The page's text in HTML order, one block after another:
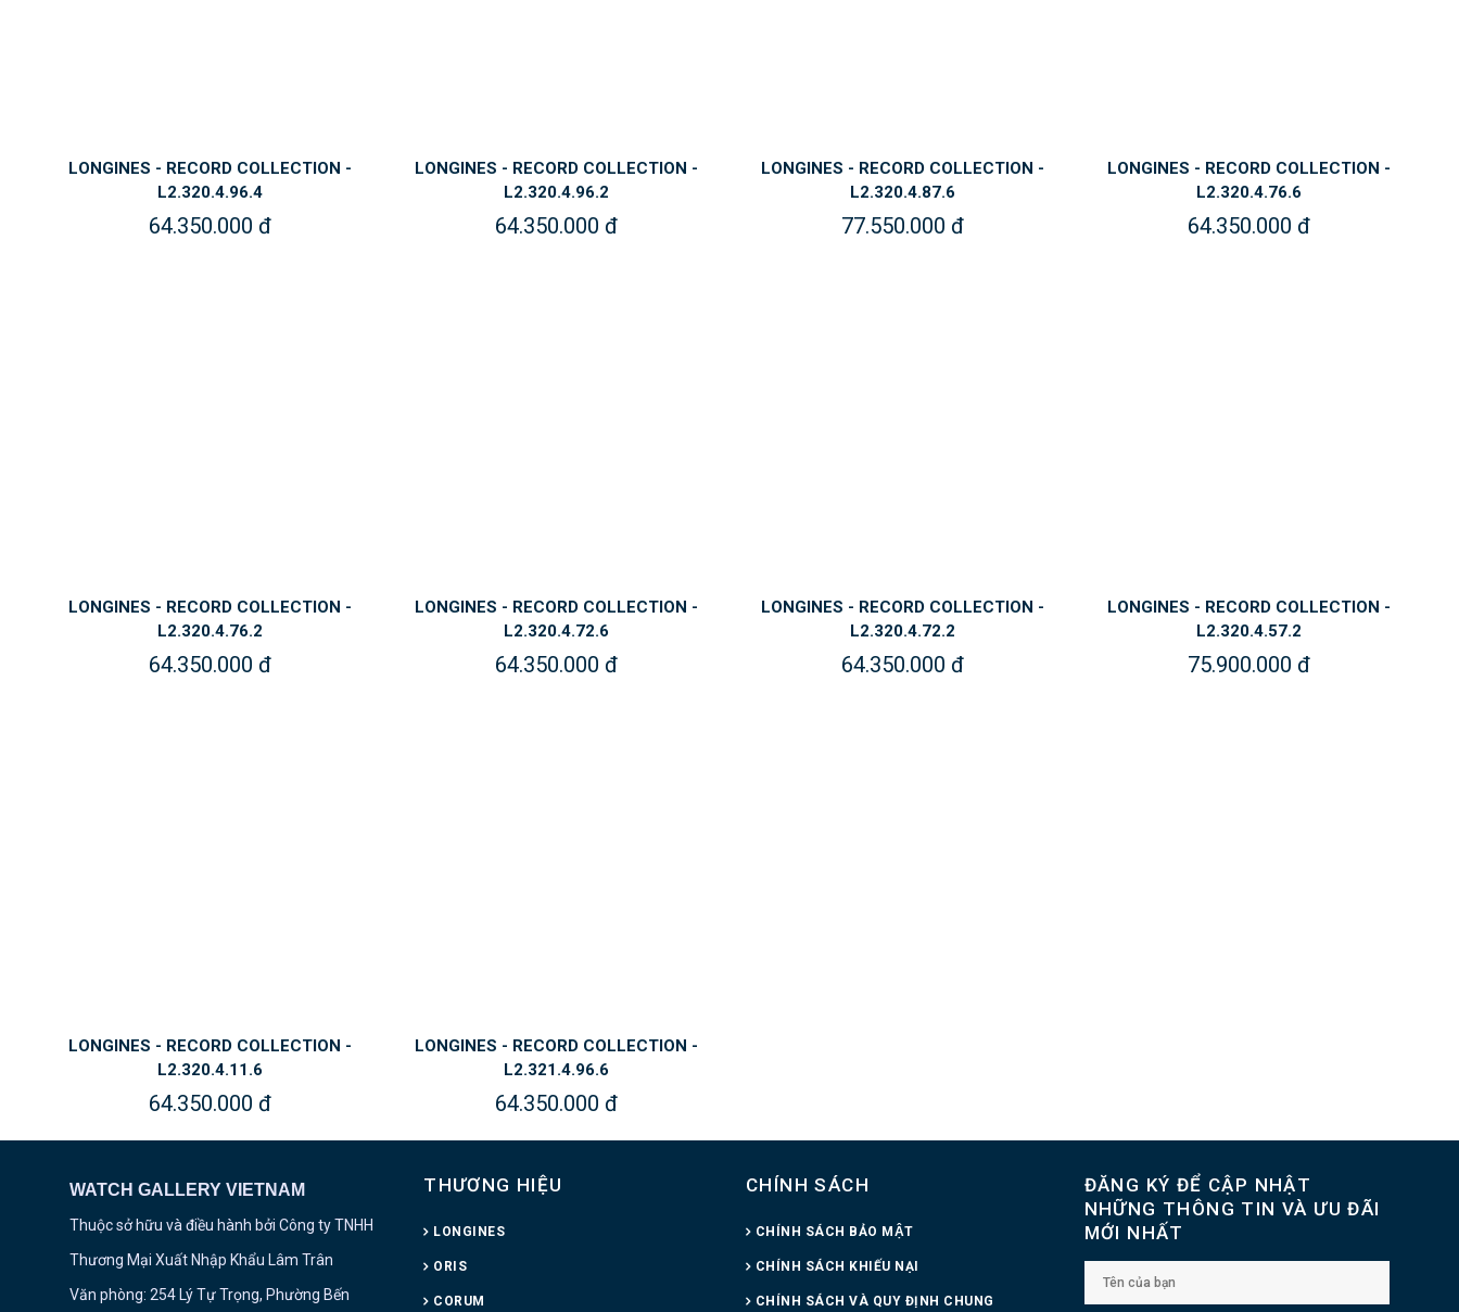
LONGINES - RECORD COLLECTION -
L2.320.4.96.4
64.350.000 đ
LONGINES - RECORD COLLECTION -
L2.320.4.96.2
64.350.000 đ
LONGINES - RECORD COLLECTION -
L2.320.4.87.6
77.550.000 đ
LONGINES - RECORD COLLECTION -
L2.320.4.76.6
64.350.000 đ
LONGINES - RECORD COLLECTION -
L2.320.4.76.2
64.350.000 đ
LONGINES - RECORD COLLECTION -
L2.320.4.72.6
64.350.000 đ
LONGINES - RECORD COLLECTION -
L2.320.4.72.2
64.350.000 đ
LONGINES - RECORD COLLECTION -
L2.320.4.57.2
75.900.000 đ
LONGINES - RECORD COLLECTION -
L2.320.4.11.6
64.350.000 đ
LONGINES - RECORD COLLECTION -
L2.321.4.96.6
64.350.000 đ
WATCH GALLERY VIETNAM
Thuộc sở hữu và điều hành bởi Công ty TNHH
Thương Mại Xuất Nhập Khẩu Lâm Trân
Văn phòng: 254 Lý Tự Trọng, Phường Bến
THƯƠNG HIỆU
LONGINES
ORIS
CORUM
CHÍNH SÁCH
CHÍNH SÁCH BẢO MẬT
CHÍNH SÁCH KHIẾU NẠI
CHÍNH SÁCH VÀ QUY ĐỊNH CHUNG
ĐĂNG KÝ ĐỂ CẬP NHẬT
NHỮNG THÔNG TIN VÀ ƯU ĐÃI
MỚI NHẤT